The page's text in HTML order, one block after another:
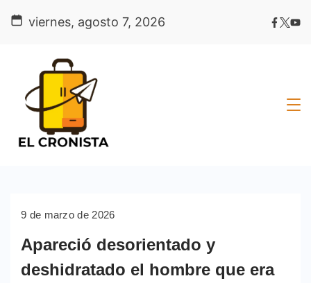
viernes, agosto 7, 2026
9 de marzo de 2026
Apareció desorientado y
deshidratado el hombre que era